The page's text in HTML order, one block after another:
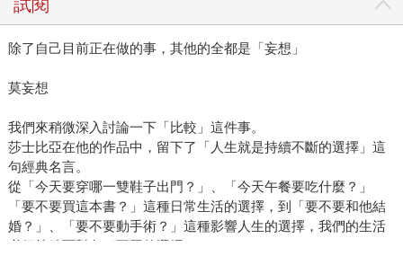
試閱
除了自己目前正在做的事，其他的全都是「妄想」
莫妄想
我們來稍微深入討論一下「比較」這件事。
莎士比亞在他的作品中，留下了「人生就是持續不斷的選擇」這
句經典名言。
從「今天要穿哪一雙鞋子出門？」、「今天午餐要吃什麼？」
「要不要買這本書？」這種日常生活的選擇，到「要不要和他結
婚？」、「要不要動手術？」這種影響人生的選擇，我們的生活
必須持續面對各種不同的選擇。